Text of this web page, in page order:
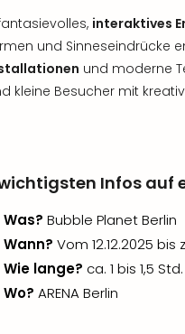
interaktives
und Sinneseindrücke
und moderne
kleine Besucher mit
Infos auf
Was? Bubble Planet Berlin
Wann? Vom 12.12.2025 bis
Wie lange? ca. 1 bis 1,5 Std.
Wo? ARENA Berlin